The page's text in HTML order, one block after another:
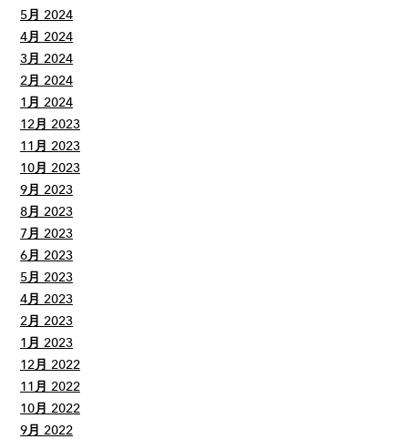
5月 2024
4月 2024
3月 2024
2月 2024
1月 2024
12月 2023
11月 2023
10月 2023
9月 2023
8月 2023
7月 2023
6月 2023
5月 2023
4月 2023
2月 2023
1月 2023
12月 2022
11月 2022
10月 2022
9月 2022